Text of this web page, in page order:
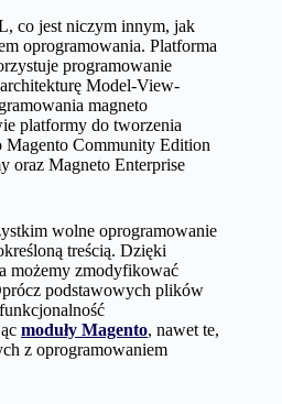
co jest niczym innym, jak
oprogramowania. Platforma
programowanie
Model-View-
magneto
platformy do tworzenia
Magento Community Edition
oraz Magneto Enterprise
wolne oprogramowanie
treścią. Dzięki
możemy zmodyfikować
podstawowych plików
moduły Magento, nawet te,
z oprogramowaniem